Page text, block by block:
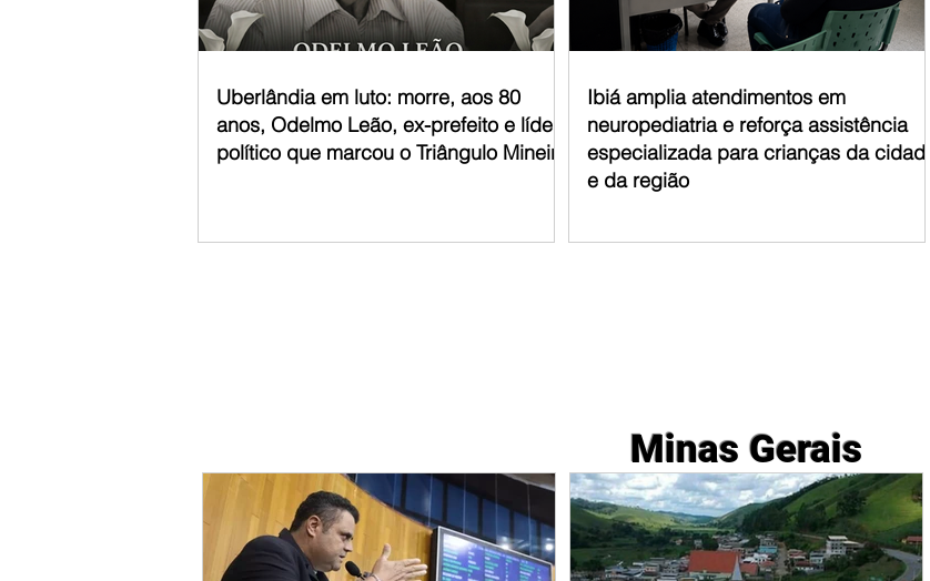
Uberlândia em luto: morre, aos 80
anos, Odelmo Leão, ex-prefeito e líder
político que marcou o Triângulo Mineiro
Ibiá amplia atendimentos em
neuropediatria e reforça assistência
especializada para crianças da cidade
e da região
Minas Gerais